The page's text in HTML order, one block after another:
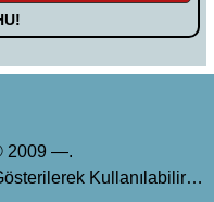
2009 —.
Kullanılabilir…